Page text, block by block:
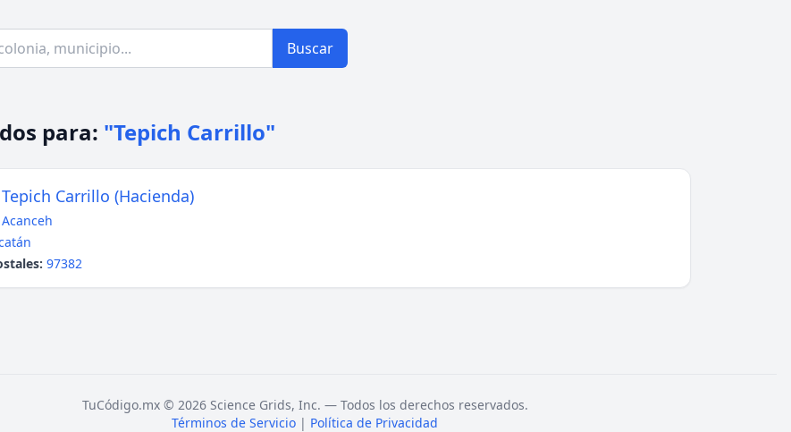
Buscar
para: "Tepich Carrillo"
Tepich Carrillo (Hacienda)
Acanceh
97382
TuCódigo.mx © 2026 Science Grids, Inc. — Todos los derechos reservados.
Términos de Servicio | Política de Privacidad